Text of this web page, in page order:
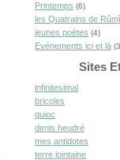
Printemps (6)
les Quatrains de Rûmî
jeunes poètes (4)
Evénements ici et là
Sites
infinitesimal
bricoles
quioc
denis heudré
mes antidotes
terre lointaine